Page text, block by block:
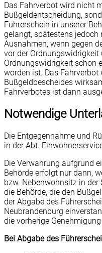
Das Fahrverbot wird nicht
Bußgeldentscheidung,
Führerschein in unserer
gelangt, spätestens
Ausnahmen, wenn gegen
vor der Ordnungswidrigkeit
Ordnungswidrigkeit schon
worden ist. Das
Bußgeldbescheides
Fahrverbotes ist dann
Notwendige
Die Entgegennahme und
in der Abt.
Die Verwahrung aufgrund
Behörde erfolgt nur dann,
bzw. Nebenwohnsitz in
die Behörde, die den
der Abgabe des
Neubrandenburg
die vorherige
Bei Abgabe des